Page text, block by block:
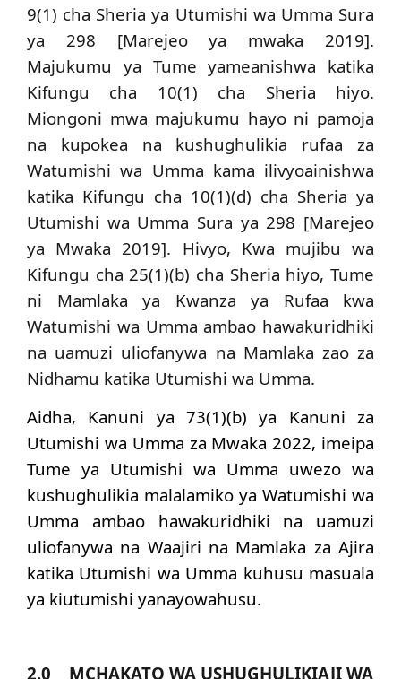
9(1) cha Sheria ya Utumishi wa Umma Sura
ya 298 [Marejeo ya mwaka 2019].
Majukumu ya Tume yameanishwa katika
Kifungu cha 10(1) cha Sheria hiyo.
Miongoni mwa majukumu hayo ni pamoja
na kupokea na kushughulikia rufaa za
Watumishi wa Umma kama ilivyoainishwa
katika Kifungu cha 10(1)(d) cha Sheria ya
Utumishi wa Umma Sura ya 298 [Marejeo
ya Mwaka 2019]. Hivyo, Kwa mujibu wa
Kifungu cha 25(1)(b) cha Sheria hiyo, Tume
ni Mamlaka ya Kwanza ya Rufaa kwa
Watumishi wa Umma ambao hawakuridhiki
na uamuzi uliofanywa na Mamlaka zao za
Nidhamu katika Utumishi wa Umma.
Aidha, Kanuni ya 73(1)(b) ya Kanuni za
Utumishi wa Umma za Mwaka 2022, imeipa
Tume ya Utumishi wa Umma uwezo wa
kushughulikia malalamiko ya Watumishi wa
Umma ambao hawakuridhiki na uamuzi
uliofanywa na Waajiri na Mamlaka za Ajira
katika Utumishi wa Umma kuhusu masuala
ya kiutumishi yanayowahusu.
2.0 MCHAKATO WA USHUGHULIKIAJI WA